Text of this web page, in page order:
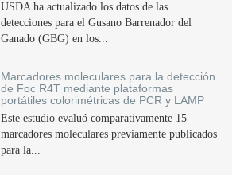
USDA ha actualizado los datos de las
detecciones para el Gusano Barrenador del
Ganado (GBG) en los...
Marcadores moleculares para la detección
de Foc R4T mediante plataformas
portátiles colorimétricas de PCR y LAMP
Este estudio evaluó comparativamente 15
marcadores moleculares previamente publicados
para la...